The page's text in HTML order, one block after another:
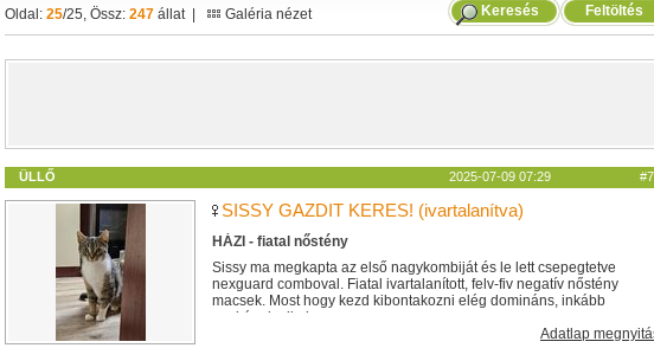
Oldal: 25/25, Össz: 247 állat | Galéria nézet Feltöltés
Keresés
ÜLLŐ 2025-07-09 07:29 #7
SISSY GAZDIT KERES! (ivartalanítva)
HÁZI - fiatal nőstény
Sissy ma megkapta az első nagykombiját és le lett csepegtetve
nexguard comboval. Fiatal ivartalanított, felv-fiv negatív nőstény
macsek. Most hogy kezd kibontakozni elég domináns, inkább
egykének alkalmas....
Adatlap